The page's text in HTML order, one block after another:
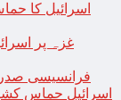
اسرائیل کا
فرانسیسی صدر